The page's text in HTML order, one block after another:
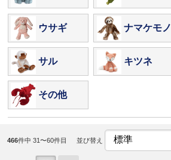
ウサギ ナマケモノ
サル キツネ
その他
466件中 31〜60件目 並び替え